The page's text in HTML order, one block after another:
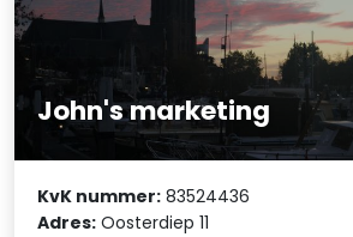
John's marketing
KvK nummer: 83524436
Adres: Oosterdiep 11